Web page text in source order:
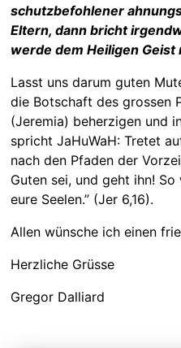
schutzbefohlener
Eltern, dann bricht
werde dem Heiligen
Lasst uns darum guten
die Botschaft des grossen
(Jeremia) beherzigen und
spricht JaHuWaH: Tretet
nach den Pfaden der
Guten sei, und geht ihn!
eure Seelen.” (Jer 6,16).
Allen wünsche ich einen
Herzliche Grüsse
Gregor Dalliard